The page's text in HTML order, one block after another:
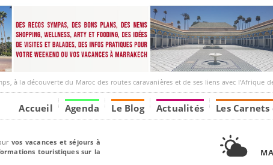
du Maroc des routes caravanières et de ses liens avec l’Afrique de l’Ouest, grâce à
Accueil Agenda Le Blog Actualités Les Carnets
vos vacances et séjours à
touristiques sur la